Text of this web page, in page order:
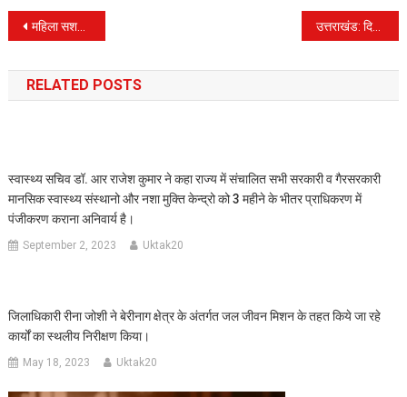
Post
navigation
महिला सशक्तिकरण एवं बाल विकास मंत्री रेखा आर्या ने डीबीटी किया 2 महीने का पैसा उत्तराखंड: दिल्ली की मुख्यमंत्री रेखा गुप्ता ने किए केदारनाथ और बदरीनाथ के दर्शन, मांगा देश की समृद्धि का आशीर्वाद
RELATED POSTS
स्वास्थ्य सचिव डॉ. आर राजेश कुमार ने कहा राज्य में संचालित सभी सरकारी व गैरसरकारी
मानसिक स्वास्थ्य संस्थानो और नशा मुक्ति केन्द्रो को 3 महीने के भीतर प्राधिकरण में
पंजीकरण कराना अनिवार्य है।
September 2, 2023 Uktak20
जिलाधिकारी रीना जोशी ने बेरीनाग क्षेत्र के अंतर्गत जल जीवन मिशन के तहत किये जा रहे
कार्यों का स्थलीय निरीक्षण किया।
May 18, 2023 Uktak20